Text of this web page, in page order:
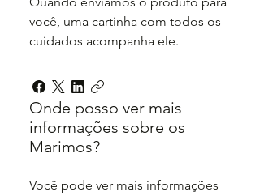
você, uma cartinha com todos os
cuidados acompanha ele.
Onde posso ver mais
informações sobre os
Marimos?
Você pode ver mais informações